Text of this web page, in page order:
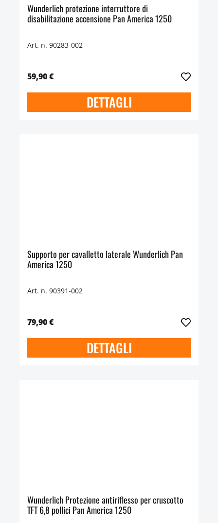
Wunderlich protezione interruttore di
disabilitazione accensione Pan America 1250
Art. n. 90283-002
59,90 €
DETTAGLI
Supporto per cavalletto laterale Wunderlich Pan
America 1250
Art. n. 90391-002
79,90 €
DETTAGLI
Wunderlich Protezione antiriflesso per cruscotto
TFT 6,8 pollici Pan America 1250